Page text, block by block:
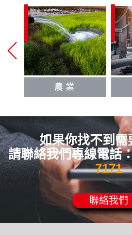
農業
如果你找不到需
請聯絡我們專線電話
7171
聯絡我們